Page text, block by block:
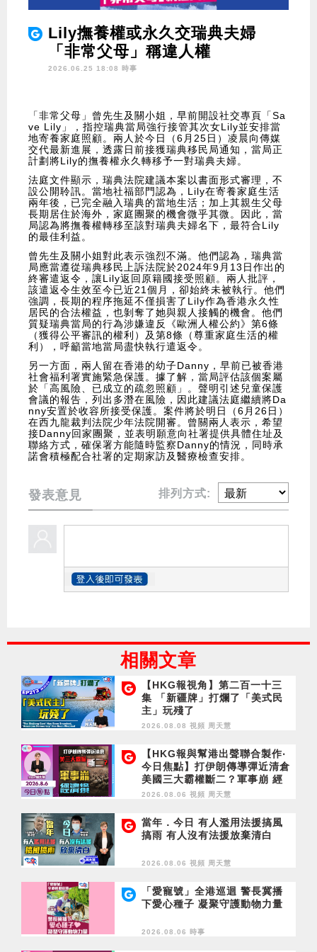
Lily撫養權或永久交瑞典夫婦
「非常父母」稱違人權
2026.06.25 18:08 時事
「非常父母」曾先生及關小姐，早前開設社交專頁「Sa
ve Lily」，指控瑞典當局強行接管其次女Lily並安排當
地寄養家庭照顧。兩人於今日（6月25日）凌晨向傳媒
交代最新進展，透露日前接獲瑞典移民局通知，當局正
計劃將Lily的撫養權永久轉移予一對瑞典夫婦。
法庭文件顯示，瑞典法院建議本案以書面形式審理，不
設公開聆訊。當地社福部門認為，Lily在寄養家庭生活
兩年後，已完全融入瑞典的當地生活；加上其親生父母
長期居住於海外，家庭團聚的機會微乎其微。因此，當
局認為將撫養權轉移至該對瑞典夫婦名下，最符合Lily
的最佳利益。
曾先生及關小姐對此表示強烈不滿。他們認為，瑞典當
局應當遵從瑞典移民上訴法院於2024年9月13日作出的
終審遣返令，讓Lily返回原籍國接受照顧。兩人批評，
該遣返令生效至今已近21個月，卻始終未被執行。他們
強調，長期的程序拖延不僅損害了Lily作為香港永久性
居民的合法權益，也剝奪了她與親人接觸的機會。他們
質疑瑞典當局的行為涉嫌違反《歐洲人權公約》第6條
（獲得公平審訊的權利）及第8條（尊重家庭生活的權
利），呼籲當地當局盡快執行遣返令。
另一方面，兩人留在香港的幼子Danny，早前已被香港
社會福利署實施緊急保護。據了解，當局評估該個案屬
於「高風險、已成立的疏忽照顧」。聲明引述兒童保護
會議的報告，列出多潛在風險，因此建議法庭繼續將Da
nny安置於收容所接受保護。案件將於明日（6月26日）
在西九龍裁判法院少年法院開審。曾關兩人表示，希望
接Danny回家團聚，並表明願意向社署提供具體住址及
聯絡方式，確保署方能隨時監察Danny的情況，同時承
諾會積極配合社署的定期家訪及醫療檢查安排。
發表意見 排列方式:
相關文章
【HKG報視角】第二百一十三
集 「新疆牌」打爛了「美式民
主」玩殘了
2026.08.08 視頻 周天慧
【HKG報與幫港出聲聯合製作‧
今日焦點】打伊朗傳導彈近清倉
美國三大霸權斷二？軍事崩 經
濟損
2026.08.06 視頻 周天慧
當年．今日 有人濫用法援搞風
搞雨 有人沒有法援放棄清白
2026.08.06 視頻 周天慧
「愛寵號」全港巡迴 警長冀播
下愛心種子 凝聚守護動物力量
2026.08.06 時事